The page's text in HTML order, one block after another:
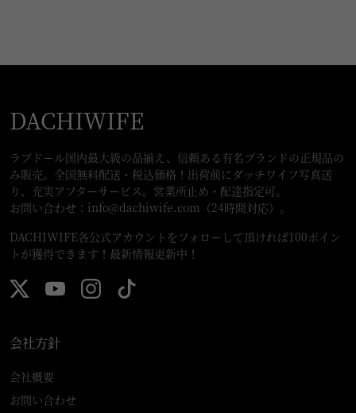
DACHIWIFE
ラブドール国内最大級の品揃え、信頼ある有名ブランドの正規品の
み販売。全国無料配送・税込価格！出荷前にダッチワイフ写真送
り、充実アフターサービス。営業所止め・配達指定可。
お問い合わせ： info@dachiwife.com （24時間対応）。
DACHIWIFE各公式アカウントをフォローして頂ければ100ポイン
トが獲得できます！最新情報更新中！
会社方針
会社概要
お問い合わせ